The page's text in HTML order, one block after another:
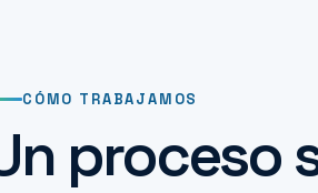
CÓMO TRABAJAMOS
proceso